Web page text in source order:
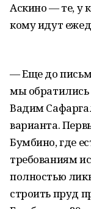
Аскино — те, у
кому идут
— Еще до
мы
Вадим
варианта.
Бумбино, где
требованиям
полностью
строить пруд